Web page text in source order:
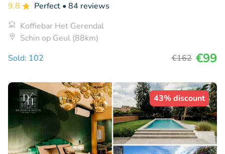
9.8 Perfect • 84 reviews
Koffiebar Het Gerendal
Schin op Geul (88km)
Sold: 102
€162 €99
43% discount